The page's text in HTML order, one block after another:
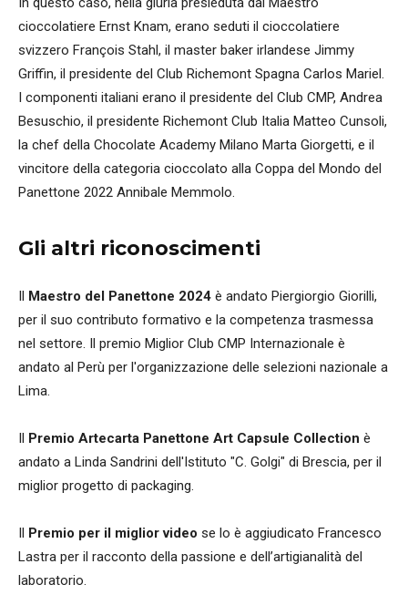
cioccolatiere Ernst Knam, erano seduti il cioccolatiere
svizzero François Stahl, il master baker irlandese Jimmy
Griffin, il presidente del Club Richemont Spagna Carlos Mariel.
I componenti italiani erano il presidente del Club CMP, Andrea
Besuschio, il presidente Richemont Club Italia Matteo Cunsoli,
la chef della Chocolate Academy Milano Marta Giorgetti, e il
vincitore della categoria cioccolato alla Coppa del Mondo del
Panettone 2022 Annibale Memmolo.
Gli altri riconoscimenti
Il Maestro del Panettone 2024 è andato Piergiorgio Giorilli,
per il suo contributo formativo e la competenza trasmessa
nel settore. Il premio Miglior Club CMP Internazionale è
andato al Perù per l'organizzazione delle selezioni nazionale a
Lima.
Il Premio Artecarta Panettone Art Capsule Collection è
andato a Linda Sandrini dell'Istituto "C. Golgi" di Brescia, per il
miglior progetto di packaging.
Il Premio per il miglior video se lo è aggiudicato Francesco
Lastra per il racconto della passione e dell’artigianalità del
laboratorio.